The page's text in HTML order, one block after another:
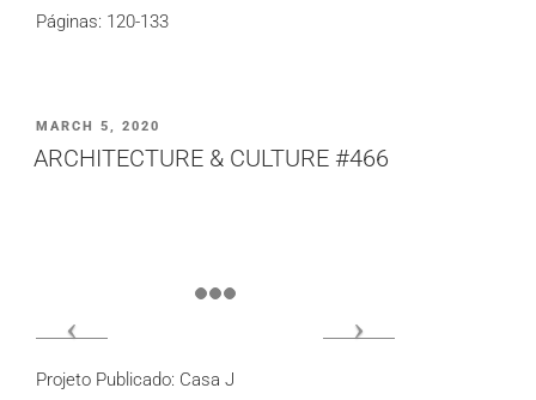
Páginas: 120-133
PUBLICADO
EM
MARCH 5, 2020
ARCHITECTURE & CULTURE #466
Projeto Publicado: Casa J